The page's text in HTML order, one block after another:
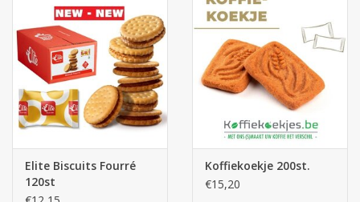
Elite Biscuits Fourré
120st
Koffiekoekje 200st.
€15,20